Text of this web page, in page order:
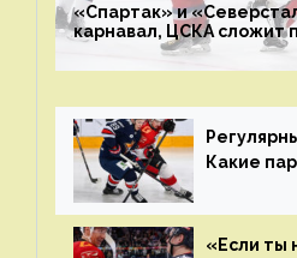
«Спартак» и
карнавал, ЦСКА сложит
чемпиона. Превью
на Западе
Какие
«Если ты